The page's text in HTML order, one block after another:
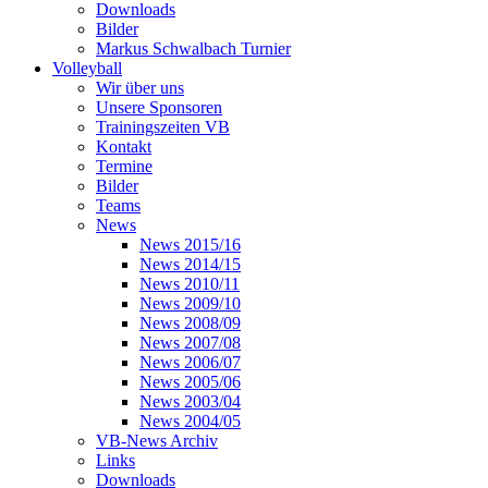
Downloads
Bilder
Markus Schwalbach Turnier
Volleyball
Wir über uns
Unsere Sponsoren
Trainingszeiten VB
Kontakt
Termine
Bilder
Teams
News
News 2015/16
News 2014/15
News 2010/11
News 2009/10
News 2008/09
News 2007/08
News 2006/07
News 2005/06
News 2003/04
News 2004/05
VB-News Archiv
Links
Downloads